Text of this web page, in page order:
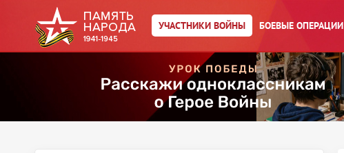
УЧАСТНИКИ ВОЙНЫ БОЕВЫЕ ОПЕРАЦИИ
Селезнев Иван Егорович
Орден Отечественной войны II
степени
Селезнев Иван Егорович
Орден Отечественной войны II
степени